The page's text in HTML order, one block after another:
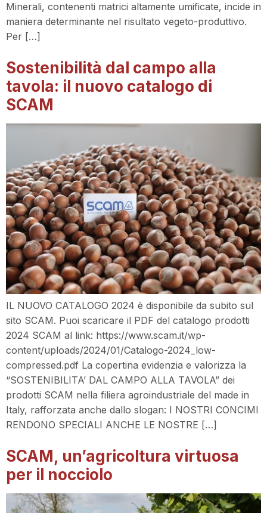
Minerali, contenenti matrici altamente umificate, incide in
maniera determinante nel risultato vegeto-produttivo.
Per […]
Sostenibilità dal campo alla
tavola: il nuovo catalogo di
SCAM
IL NUOVO CATALOGO 2024 è disponibile da subito sul
sito SCAM. Puoi scaricare il PDF del catalogo prodotti
2024 SCAM al link: https://www.scam.it/wp-
content/uploads/2024/01/Catalogo-2024_low-
compressed.pdf La copertina evidenzia e valorizza la
“SOSTENIBILITA’ DAL CAMPO ALLA TAVOLA” dei
prodotti SCAM nella filiera agroindustriale del made in
Italy, rafforzata anche dallo slogan: I NOSTRI CONCIMI
RENDONO SPECIALI ANCHE LE NOSTRE […]
SCAM, un’agricoltura virtuosa
per il nocciolo